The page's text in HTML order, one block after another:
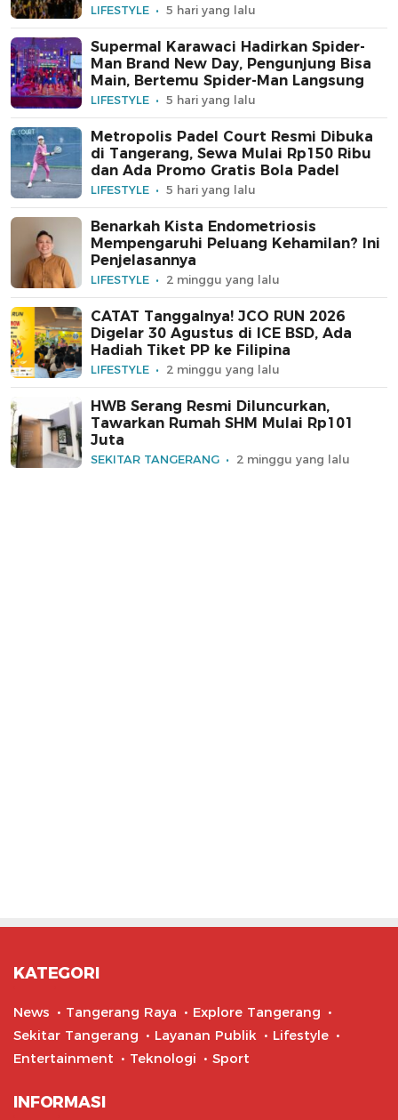
LIFESTYLE 5 hari yang lalu
Supermal Karawaci Hadirkan Spider-
Man Brand New Day, Pengunjung Bisa
Main, Bertemu Spider-Man Langsung
LIFESTYLE 5 hari yang lalu
Metropolis Padel Court Resmi Dibuka
di Tangerang, Sewa Mulai Rp150 Ribu
dan Ada Promo Gratis Bola Padel
LIFESTYLE 5 hari yang lalu
Benarkah Kista Endometriosis
Mempengaruhi Peluang Kehamilan? Ini
Penjelasannya
LIFESTYLE 2 minggu yang lalu
CATAT Tanggalnya! JCO RUN 2026
Digelar 30 Agustus di ICE BSD, Ada
Hadiah Tiket PP ke Filipina
LIFESTYLE 2 minggu yang lalu
HWB Serang Resmi Diluncurkan,
Tawarkan Rumah SHM Mulai Rp101
Juta
SEKITAR TANGERANG 2 minggu yang lalu
KATEGORI
News Tangerang Raya
Explore Tangerang
Sekitar Tangerang
Layanan Publik
Lifestyle
Entertainment
Teknologi Sport
INFORMASI